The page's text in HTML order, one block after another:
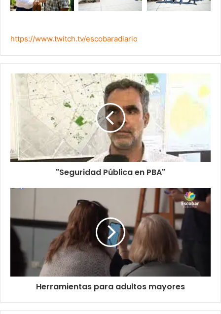
https://www.twitch.tv/escobaradiario
"Seguridad Pública en PBA"
Herramientas para adultos mayores